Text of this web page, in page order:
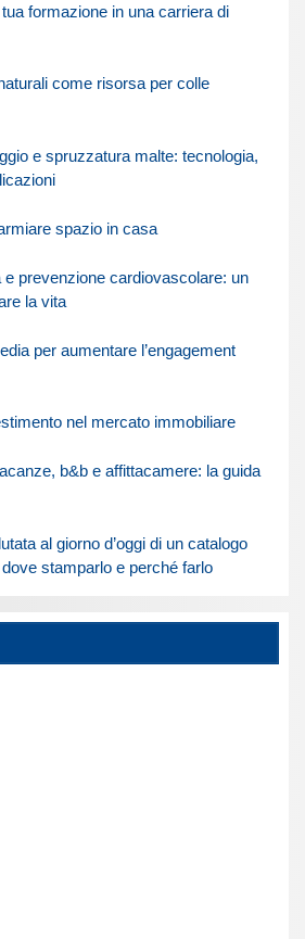
formazione in una carriera di
come risorsa per colle
e spruzzatura malte: tecnologia,
spazio in casa
prevenzione cardiovascolare: un
la vita
per aumentare l’engagement
nel mercato immobiliare
b&b e affittacamere: la guida
al giorno d’oggi di un catalogo
stamparlo e perché farlo